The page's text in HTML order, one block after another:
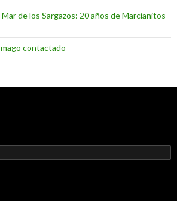
Mar de los Sargazos: 20 años de Marcianitos
contactado